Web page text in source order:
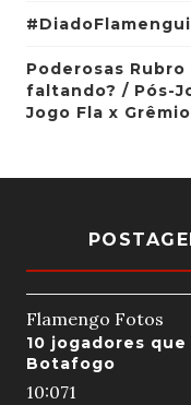
Poderosas
faltando? / Pós-
Jogo Fla x Grêmio
Flamengo Fotos
10 jogadores
Botafogo
10:071